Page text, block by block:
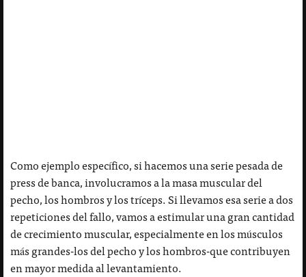
Como ejemplo específico, si hacemos una serie pesada de
press de banca, involucramos a la masa muscular del
pecho, los hombros y los tríceps. Si llevamos esa serie a dos
repeticiones del fallo, vamos a estimular una gran cantidad
de crecimiento muscular, especialmente en los músculos
más grandes-los del pecho y los hombros-que contribuyen
en mayor medida al levantamiento.